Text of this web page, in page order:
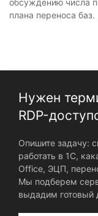
обсуждению числа
плана переноса баз.
Нужен
RDP-
Опишите задачу:
работать в 1С,
Office, ЭЦП,
Мы подберем
выдадим готовый